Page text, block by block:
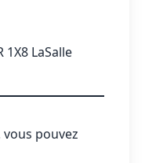
1X8 LaSalle
pouvez